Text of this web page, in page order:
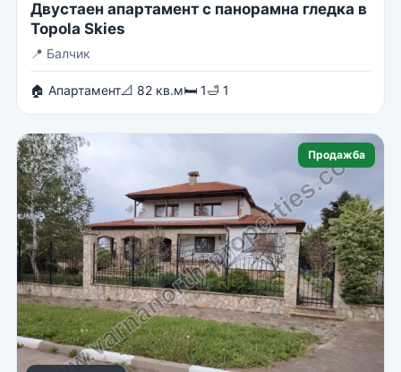
Двустаен апартамент с панорамна гледка в
Topola Skies
📍 Балчик
🏠 Апартамент📐 82 кв.м🛏 1🛁 1
Продажба